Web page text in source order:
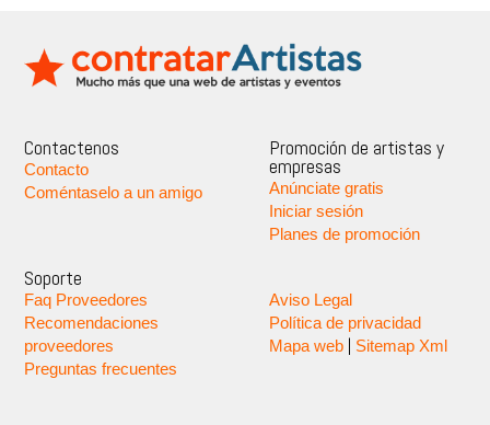
Contactenos
Contacto
Coméntaselo a un amigo
Promoción de artistas y
empresas
Anúnciate gratis
Iniciar sesión
Planes de promoción
Soporte
Faq Proveedores
Recomendaciones
proveedores
Preguntas frecuentes
Aviso Legal
Política de privacidad
Mapa web | Sitemap Xml